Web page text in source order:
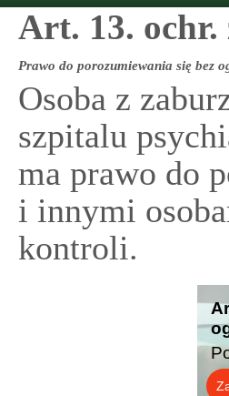
Art. 13. ochr.
Prawo do porozumiewania się bez
Osoba z
szpitalu
ma prawo do
i innymi
kontroli.